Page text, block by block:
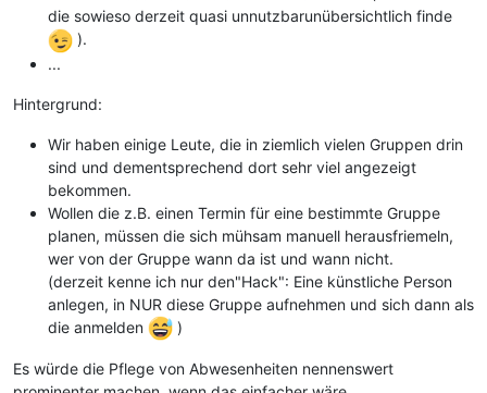
die sowieso derzeit quasi unnutzbarunübersichtlich finde
).
...
Hintergrund:
Wir haben einige Leute, die in ziemlich vielen Gruppen drin
sind und dementsprechend dort sehr viel angezeigt
bekommen.
Wollen die z.B. einen Termin für eine bestimmte Gruppe
planen, müssen die sich mühsam manuell herausfriemeln,
wer von der Gruppe wann da ist und wann nicht.
(derzeit kenne ich nur den"Hack": Eine künstliche Person
anlegen, in NUR diese Gruppe aufnehmen und sich dann als
die anmelden
)
Es würde die Pflege von Abwesenheiten nennenswert